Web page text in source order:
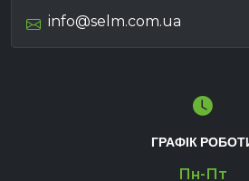
info@selm.com.ua
ГРАФІК
Пн-Пт